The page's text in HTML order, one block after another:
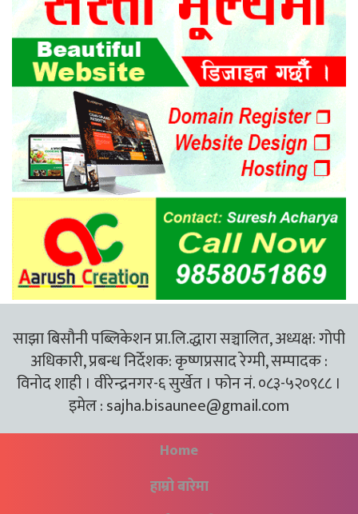
साझा बिसौनी पब्लिकेशन प्रा.लि.द्धारा सञ्चालित, अध्यक्ष: गोपी
अधिकारी, प्रबन्ध निर्देशक: कृष्णप्रसाद रेग्मी, सम्पादक :
विनोद शाही । वीरेन्द्रनगर-६ सुर्खेत । फोन नं. ०८३-५२०९८८ ।
इमेल :sajha.bisaunee@gmail.com
Home
हाम्रो बारेमा